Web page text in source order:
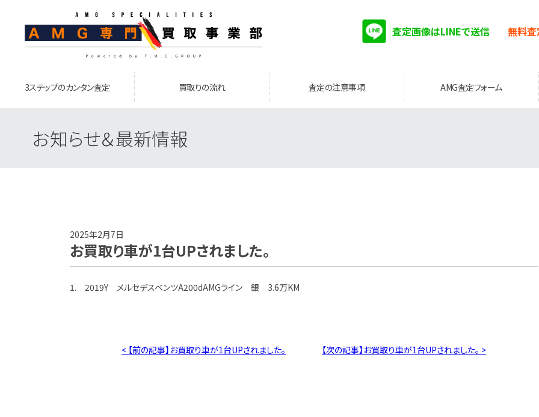
査定画像はLINEで送信 無料査
3ステップのカンタン査定 買取りの流れ 査定の注意事項 AMG査定フォーム
お知らせ＆最新情報
2025年2月7日
お買取り車が1台UPされました。
1. 2019Y メルセデスベンツA200dAMGライン 銀 3.6万KM
< 【前の記事】お買取り車が1台UPされました。 【次の記事】お買取り車が1台UPされました。 >